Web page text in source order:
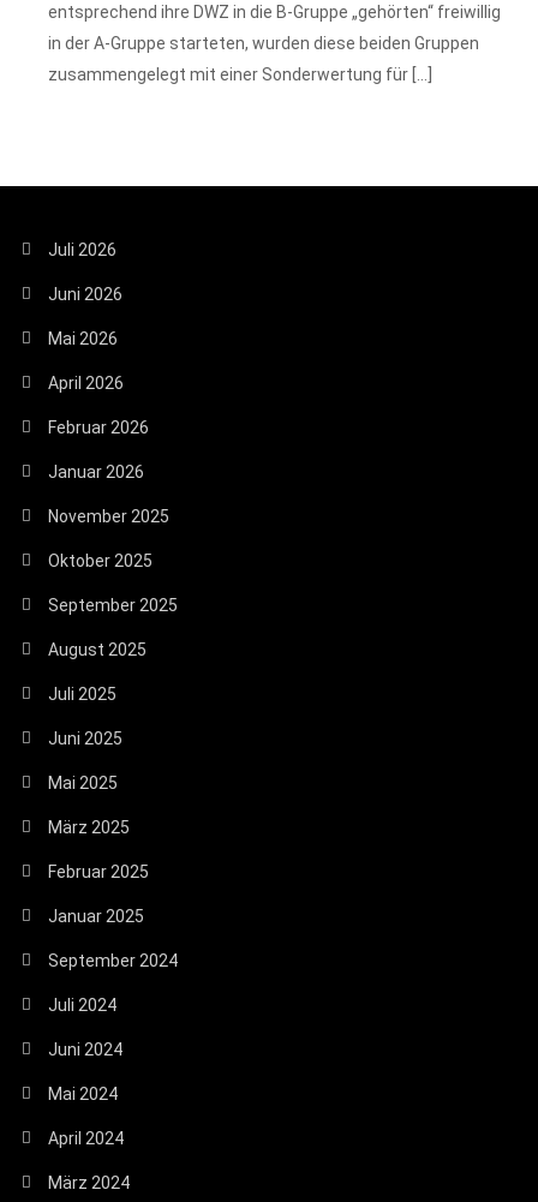
entsprechend ihre DWZ in die B-Gruppe „gehörten“ freiwillig
in der A-Gruppe starteten, wurden diese beiden Gruppen
zusammengelegt mit einer Sonderwertung für […]
Juli 2026
Juni 2026
Mai 2026
April 2026
Februar 2026
Januar 2026
November 2025
Oktober 2025
September 2025
August 2025
Juli 2025
Juni 2025
Mai 2025
März 2025
Februar 2025
Januar 2025
September 2024
Juli 2024
Juni 2024
Mai 2024
April 2024
März 2024